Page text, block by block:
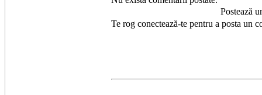
Postează
Te rog conectează-te pentru a posta un